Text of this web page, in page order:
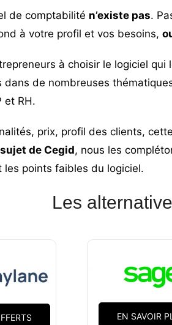
de comptabilité n’existe pas.
à votre profil et vos besoins,
à choisir le logiciel
dans de nombreuses
et RH.
prix, profil des clients,
de Cegid, nous les
les points faibles du logiciel.
Les
EN SAVOIR